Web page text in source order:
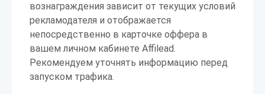
вознаграждения зависит от текущих условий
рекламодателя и отображается
непосредственно в карточке оффера в
вашем личном кабинете Affilead.
Рекомендуем уточнять информацию перед
запуском трафика.